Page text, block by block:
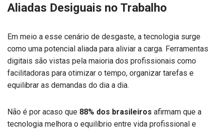
Aliadas Desiguais no Trabalho
Em meio a esse cenário de desgaste, a tecnologia surge
como uma potencial aliada para aliviar a carga. Ferramentas
digitais são vistas pela maioria dos profissionais como
facilitadoras para otimizar o tempo, organizar tarefas e
equilibrar as demandas do dia a dia.
Não é por acaso que 88% dos brasileiros afirmam que a
tecnologia melhora o equilíbrio entre vida profissional e